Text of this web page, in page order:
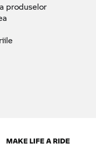
produselor